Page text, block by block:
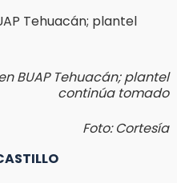
BUAP Tehuacán; plantel
continúa tomado
Foto: Cortesía